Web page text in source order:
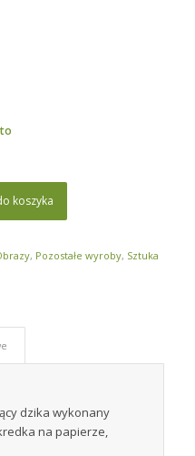
koszyka
, Pozostałe wyroby, Sztuka
dzika wykonany
na papierze,